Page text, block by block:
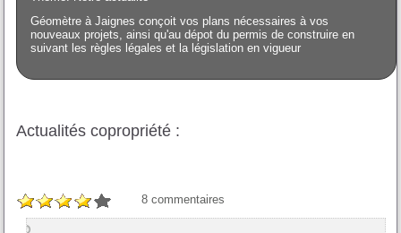
Géomètre à Jaignes conçoit vos plans nécessaires à vos
nouveaux projets, ainsi qu'au dépot du permis de construire en
suivant les règles légales et la législation en vigueur
Actualités copropriété :
8 commentaires